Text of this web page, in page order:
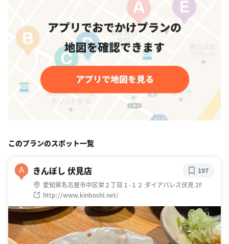
このプランのスポット一覧
A きんぼし 伏見店
愛知県名古屋市中区栄２丁目１-１２ ダイアパレス伏見 2F
http://www.kinboshi.net/
197